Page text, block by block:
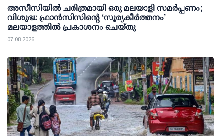
അസീസിയിൽ ചരിത്രമായി ഒരു മലയാളി സമർപ്പണം;
വിശുദ്ധ ഫ്രാൻസിസിന്റെ ‘സൂര്യകീർത്തനം’
മലയാളത്തിൽ പ്രകാശനം ചെയ്തു
07 08 2026